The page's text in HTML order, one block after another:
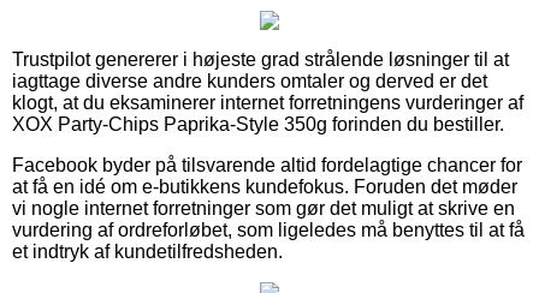
Trustpilot genererer i højeste grad strålende løsninger til at
iagttage diverse andre kunders omtaler og derved er det
klogt, at du eksaminerer internet forretningens vurderinger af
XOX Party-Chips Paprika-Style 350g forinden du bestiller.
Facebook byder på tilsvarende altid fordelagtige chancer for
at få en idé om e-butikkens kundefokus. Foruden det møder
vi nogle internet forretninger som gør det muligt at skrive en
vurdering af ordreforløbet, som ligeledes må benyttes til at få
et indtryk af kundetilfredsheden.